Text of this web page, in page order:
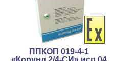
ППКОП 019-4-1